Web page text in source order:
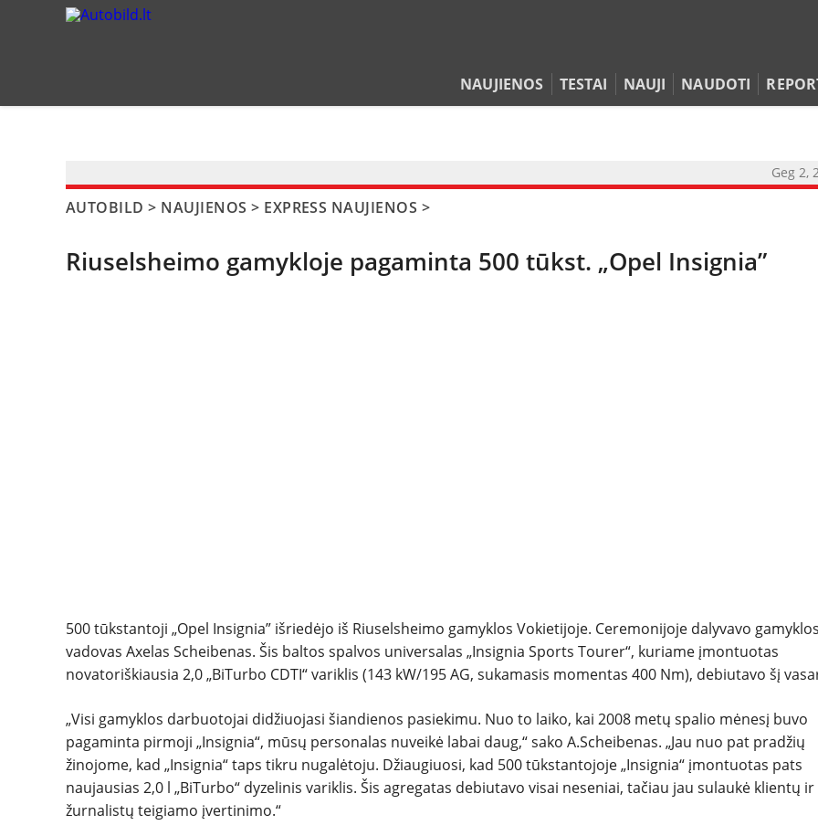
NAUJIENOS TESTAI NAUJI NAUDOTI
ĮVAIRENYBĖS
Geg 2,
AUTOBILD > NAUJIENOS > EXPRESS NAUJIENOS >
Riuselsheimo gamykloje pagaminta 500 tūkst. „Opel Insignia”
500 tūkstantoji „Opel Insignia” išriedėjo iš Riuselsheimo gamyklos Vokietijoje. Ceremonijoje dalyvavo
vadovas Axelas Scheibenas. Šis baltos spalvos universalas „Insignia Sports Tourer“, kuriame įmontuotas
novatoriškiausia 2,0 „BiTurbo CDTI“ variklis (143 kW/195 AG, sukamasis momentas 400 Nm), debiutavo šį
„Visi gamyklos darbuotojai didžiuojasi šiandienos pasiekimu. Nuo to laiko, kai 2008 metų spalio mėnesį buvo
pagaminta pirmoji „Insignia“, mūsų personalas nuveikė labai daug,“ sako A.Scheibenas. „Jau nuo pat pradžių
žinojome, kad „Insignia“ taps tikru nugalėtoju. Džiaugiuosi, kad 500 tūkstantojoje „Insignia“ įmontuotas pats
naujausias 2,0 l „BiTurbo“ dyzelinis variklis. Šis agregatas debiutavo visai neseniai, tačiau jau sulaukė klientų ir
žurnalistų teigiamo įvertinimo.“